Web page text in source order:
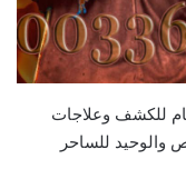
للكشف وعلاجات
والوحيد للساحر